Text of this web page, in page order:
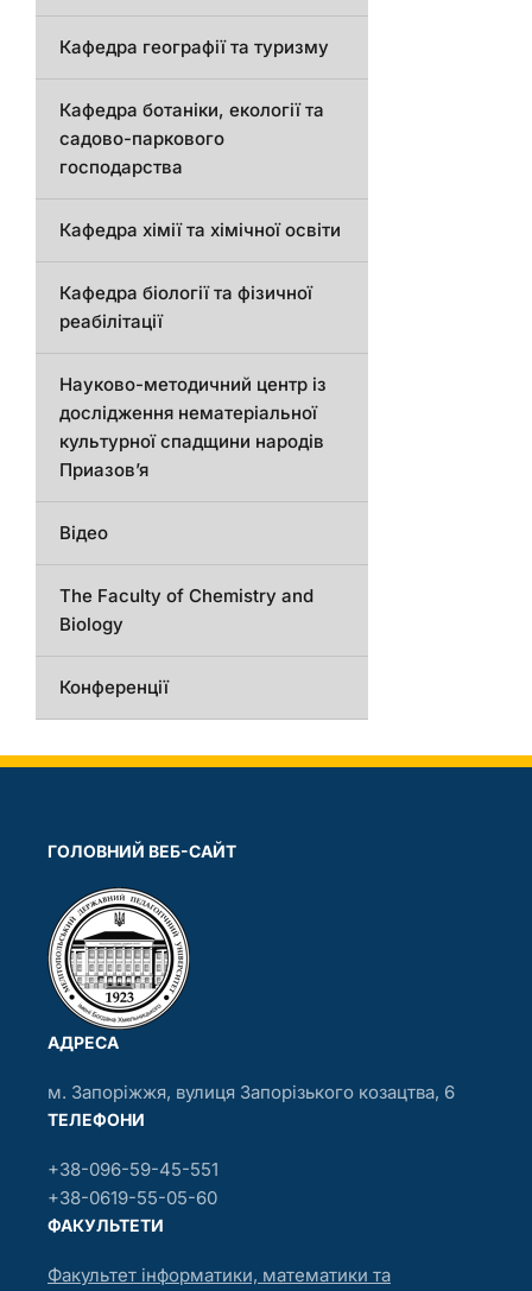
Кафедра географії та туризму
Кафедра ботаніки, екології та
садово-паркового
господарства
Кафедра хімії та хімічної освіти
Кафедра біології та фізичної
реабілітації
Науково-методичний центр із
дослідження нематеріальної
культурної спадщини народів
Приазов’я
Відео
The Faculty of Chemistry and
Biology
Конференції
ГОЛОВНИЙ ВЕБ-САЙТ
АДРЕСА
м. Запоріжжя, вулиця Запорізького козацтва, 6
ТЕЛЕФОНИ
+38-096-59-45-551
+38-0619-55-05-60
ФАКУЛЬТЕТИ
Факультет інформатики, математики та